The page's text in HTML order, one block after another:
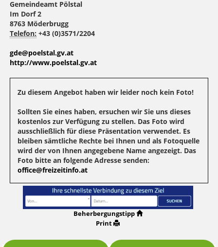
Gemeindeamt Pölstal
Im Dorf 2
8763 Möderbrugg
Telefon: +43 (0)3571/2204
gde@poelstal.gv.at
http://www.poelstal.gv.at
Zu diesem Angebot haben wir leider noch kein Foto!
Sollten Sie eines haben, ersuchen wir Sie uns dieses
kostenlos zur Verfügung zu stellen. Das Foto wird
ausschließlich für diese Präsentation verwendet. Es
bleiben sämtliche Rechte bei Ihnen und als Fotoquelle
wird der von Ihnen angegebene Name angezeigt. Das
Foto bitte an folgende Adresse senden:
office@freizeitinfo.at
Beherbergungstipp
Print